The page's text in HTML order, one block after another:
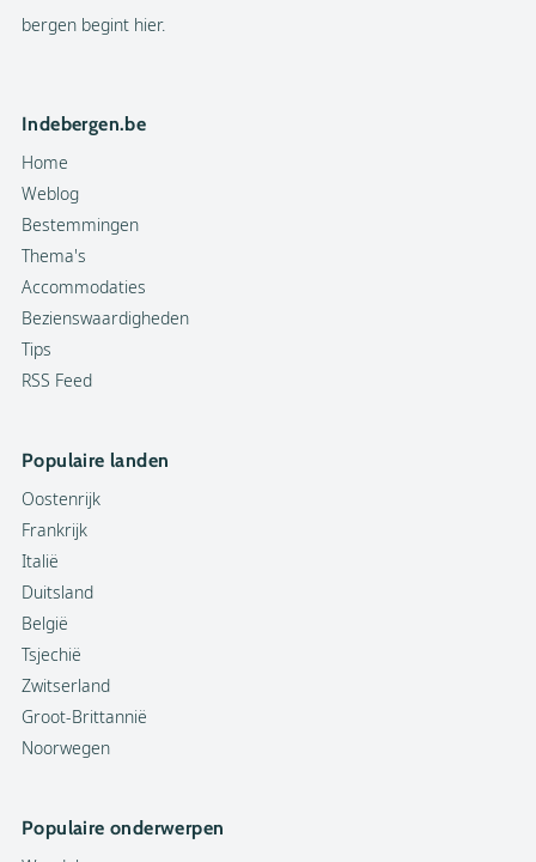
bergen begint hier.
Indebergen.be
Home
Weblog
Bestemmingen
Thema's
Accommodaties
Bezienswaardigheden
Tips
RSS Feed
Populaire landen
Oostenrijk
Frankrijk
Italië
Duitsland
België
Tsjechië
Zwitserland
Groot-Brittannië
Noorwegen
Populaire onderwerpen